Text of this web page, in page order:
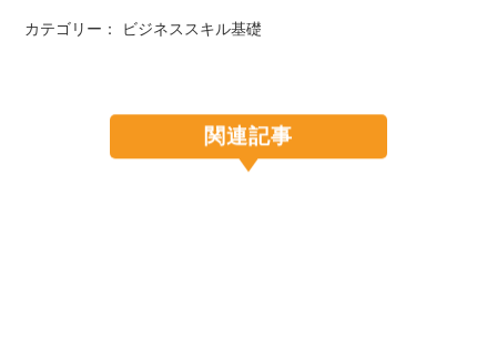
カテゴリー： ビジネススキル基礎
関連記事